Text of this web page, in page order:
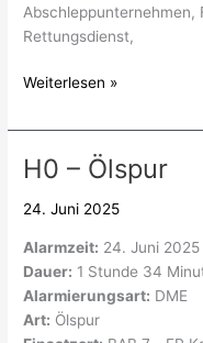
Abschleppunternehmen,
Rettungsdienst,
Weiterlesen »
H0 – Ölspur
24. Juni 2025
Alarmzeit: 24. Juni
Dauer: 1 Stunde 34
Alarmierungsart: DME
Art: Ölspur
H0
Ölspur